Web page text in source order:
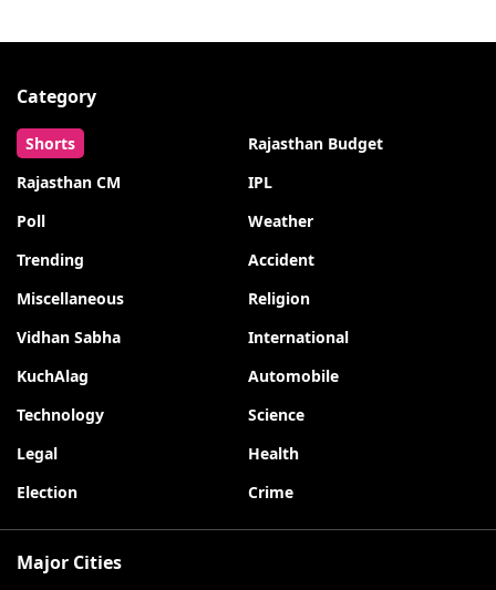
Category
Shorts
Rajasthan Budget
Rajasthan CM
IPL
Poll
Weather
Trending
Accident
Miscellaneous
Religion
Vidhan Sabha
International
KuchAlag
Automobile
Technology
Science
Legal
Health
Election
Crime
Major Cities